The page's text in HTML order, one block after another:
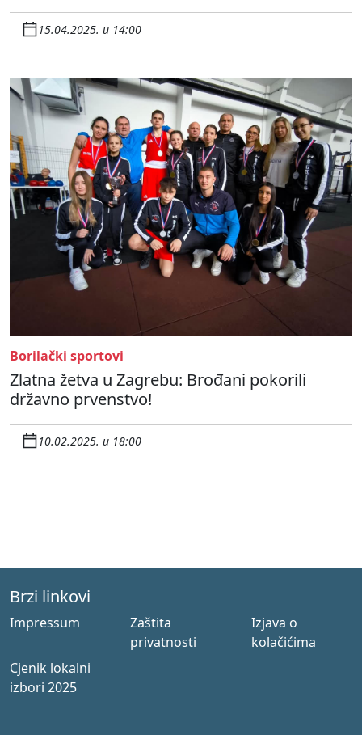
15.04.2025. u 14:00
Borilački sportovi
Zlatna žetva u Zagrebu: Brođani pokorili
državno prvenstvo!
10.02.2025. u 18:00
Brzi linkovi
Impressum
Zaštita
privatnosti
Izjava o
kolačićima
Cjenik lokalni
izbori 2025